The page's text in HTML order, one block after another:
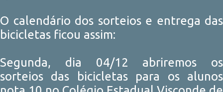
O calendário dos sorteios e entrega das
bicicletas ficou assim:
Segunda, dia 04/12 abriremos os
sorteios das bicicletas para os alunos